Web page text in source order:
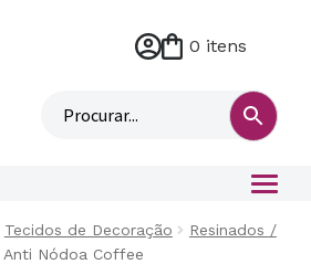
M
n
0 itens
Tecidos de Decoração
Resinados /
Anti Nódoa Coffee